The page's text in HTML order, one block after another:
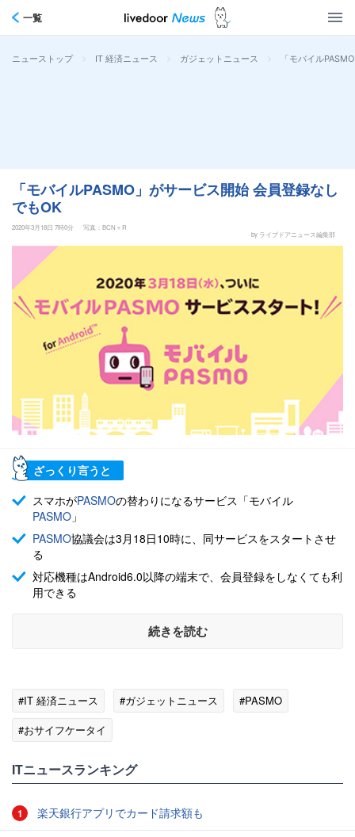
一覧
ニューストップ > IT 経済ニュース > ガジェットニュース > 「モバイル
「モバイルPASMO」がサービス開始 会員登録なし
でもOK
2020年3月18日 7時0分
写真：BCN＋R
by ライブドアニュース編集部
ざっくり言うと
スマホがPASMOの替わりになるサービス「モバイル
PASMO 」
PASMO協議会は3月18日10時に、同サービスをスタートさせ
る
対応機種はAndroid6.0以降の端末で、会員登録をしなくても利
用できる
続きを読む
#IT 経済ニュース #ガジェットニュース
#PASMO
#おサイフケータイ
ITニュースランキング
1 楽天銀行アプリでカード請求額も